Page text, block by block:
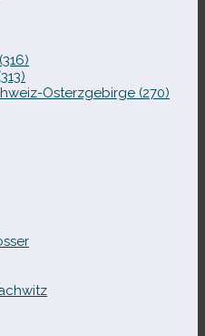
​Osterzgebirge (270)